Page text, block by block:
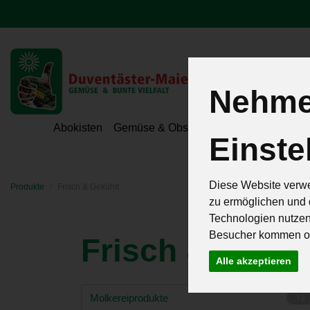
Diese Website
zu ermöglichen und
Technologien
Besucher kommen
Alle akzeptieren
Hoeri - Gemüse
Abokisten Gemüse & Obst
Produkte
Frisch &
Molkereiprodukte